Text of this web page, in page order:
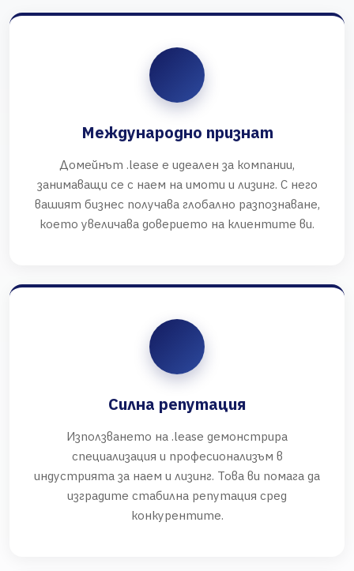
Международно признат
Домейнът .lease е идеален за компании,
занимаващи се с наем на имоти и лизинг. С него
вашият бизнес получава глобално разпознаване,
което увеличава доверието на клиентите ви.
Силна репутация
Използването на .lease демонстрира
специализация и професионализъм в
индустрията за наем и лизинг. Това ви помага да
изградите стабилна репутация сред
конкурентите.